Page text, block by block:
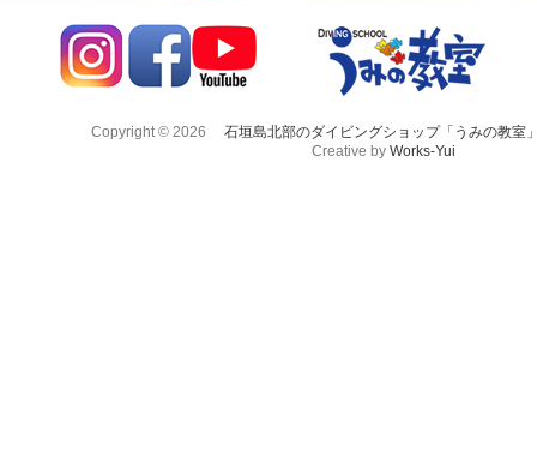
Copyright © 2026
石垣島北部のダイビングショップ「うみの教室
Creative by Works-Yui